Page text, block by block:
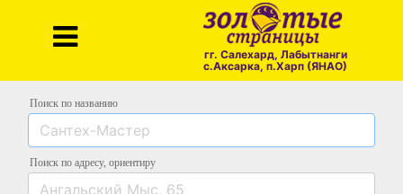
гг. Салехард, Лабытнанги
с.Аксарка, п.Харп (ЯНАО)
Поиск по названию
Поиск по адресу, ориентиру